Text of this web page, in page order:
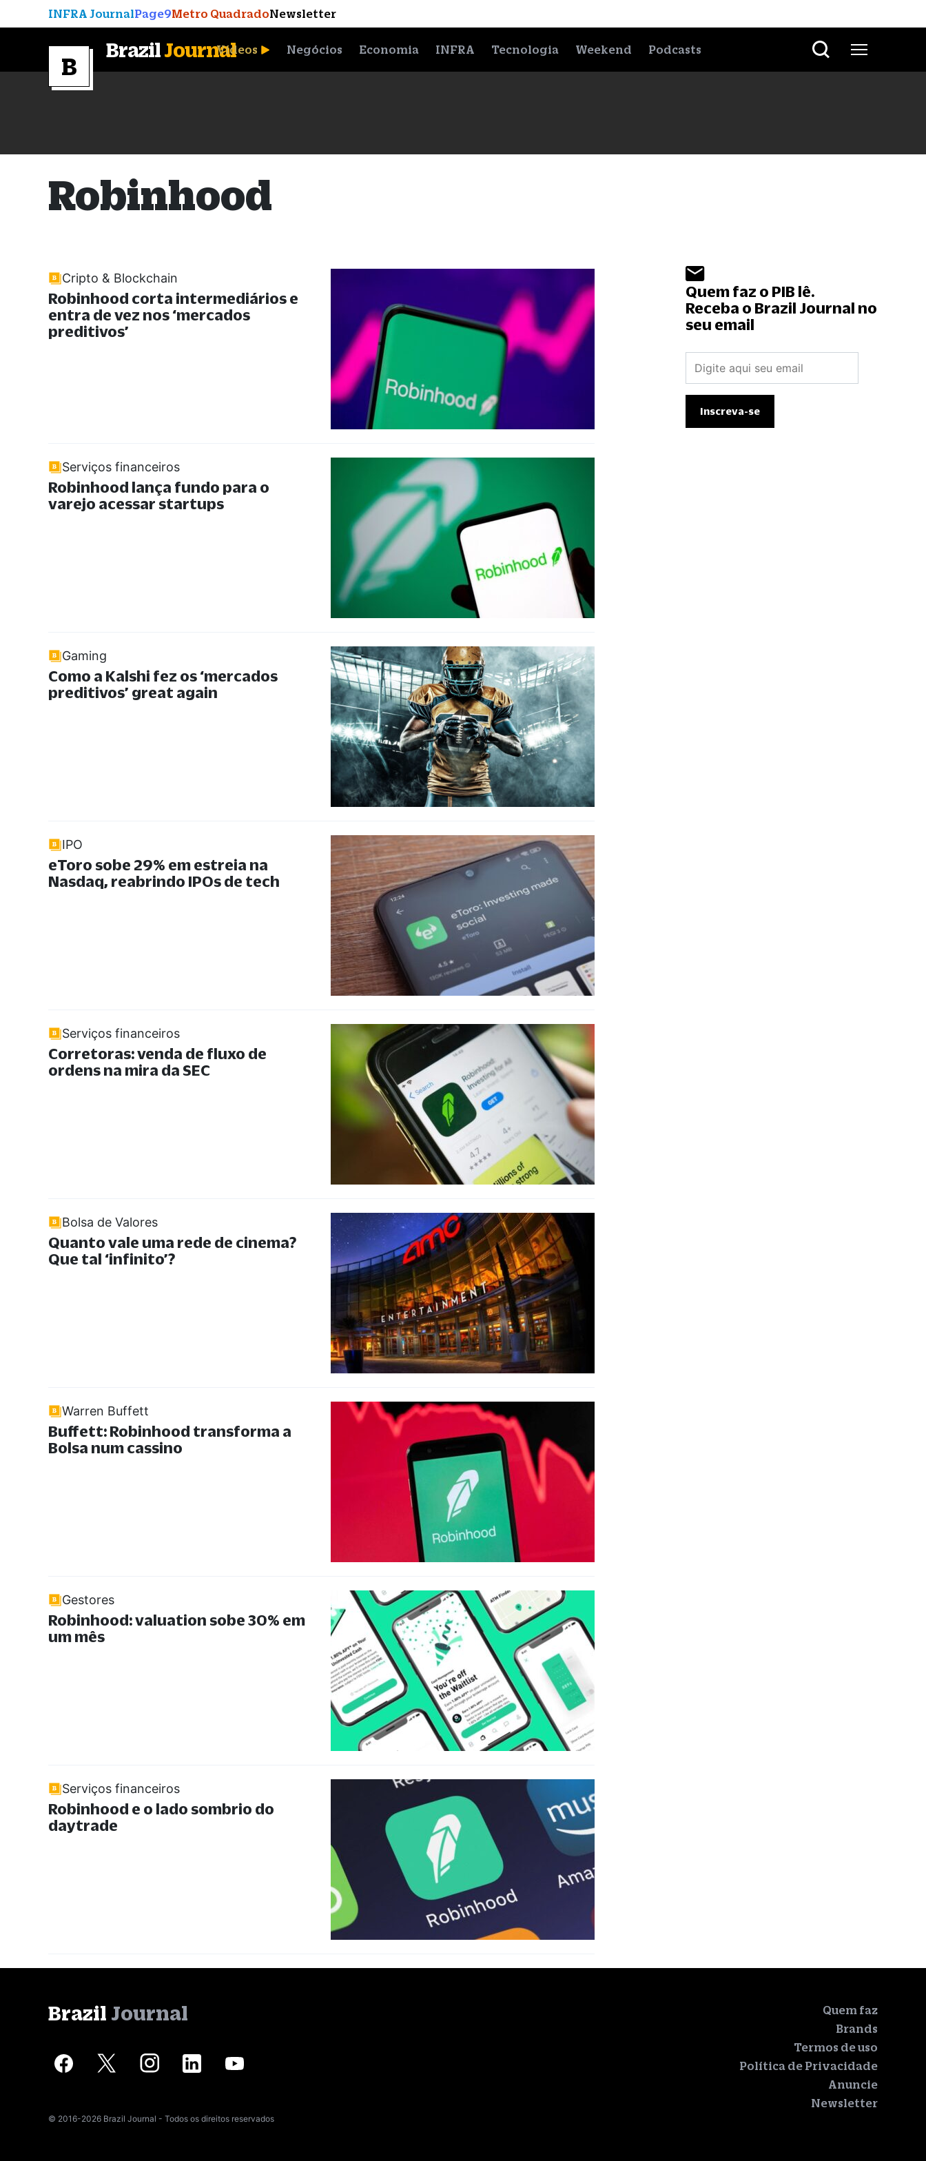
INFRA JournalPage9Metro QuadradoNewsletter
BrazilJournalVídeos Negócios Economia INFRA Tecnologia Weekend Podcasts
Robinhood
Cripto & Blockchain
Robinhood corta intermediários e
entra de vez nos ‘mercados
preditivos’
Serviços financeiros
Robinhood lança fundo para o
varejo acessar startups
Gaming
Como a Kalshi fez os ‘mercados
preditivos’ great again
IPO
eToro sobe 29% em estreia na
Nasdaq, reabrindo IPOs de tech
Serviços financeiros
Corretoras: venda de fluxo de
ordens na mira da SEC
Bolsa de Valores
Quanto vale uma rede de cinema?
Que tal ‘infinito’?
Warren Buffett
Buffett: Robinhood transforma a
Bolsa num cassino
Gestores
Robinhood: valuation sobe 30% em
um mês
Serviços financeiros
Robinhood e o lado sombrio do
daytrade
Quem faz o PIB lê.
Receba o Brazil Journal no
seu email
Brazil Journal
Quem faz
Brands
Termos de uso
Política de Privacidade
Anuncie
Newsletter
© 2016-2026 Brazil Journal - Todos os direitos reservados